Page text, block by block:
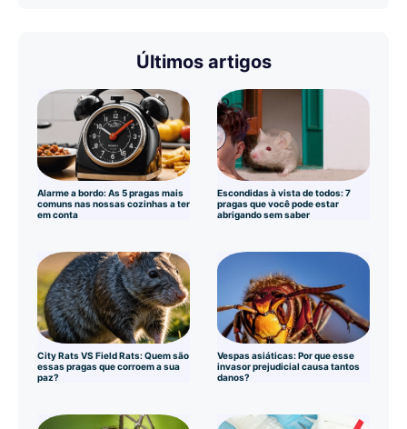
Últimos artigos
Alarme a bordo: As 5 pragas mais
comuns nas nossas cozinhas a ter
em conta
Escondidas à vista de todos: 7
pragas que você pode estar
abrigando sem saber
City Rats VS Field Rats: Quem são
essas pragas que corroem a sua
paz?
Vespas asiáticas: Por que esse
invasor prejudicial causa tantos
danos?